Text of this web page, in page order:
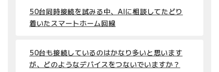
50台同時接続を試みる中、AIに相談してたどり
着いたスマートホーム回線
50台も接続しているのはかなり多いと思います
が、どのようなデバイスをつないでいますか？